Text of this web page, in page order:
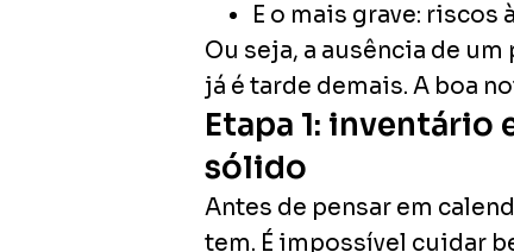
E o mais grave: riscos
Ou seja, a ausência de
já é tarde demais. A boa
Etapa 1: inventário
sólido
Antes de pensar em
tem. É impossível cuidar